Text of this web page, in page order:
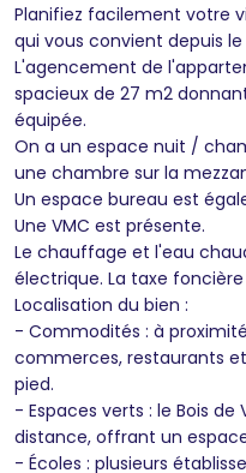
Planifiez facilement votre
qui vous convient depuis le
L'agencement de
spacieux de 27 m2
équipée.
On a un espace nuit /
une chambre sur la
Un espace bureau est
Une VMC est présente.
Le chauffage et l'eau
électrique. La taxe
Localisation du bien :
- Commodités : à
commerces, restaurants
pied.
- Espaces verts : le Bois
distance, offrant un
- Écoles : plusieurs